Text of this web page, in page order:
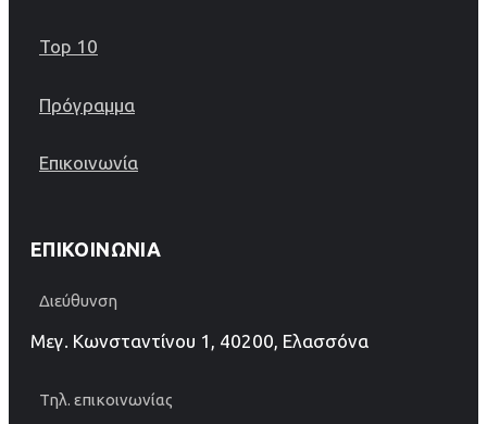
Top 10
Πρόγραμμα
Επικοινωνία
ΕΠΙΚΟΙΝΩΝΊΑ
Διεύθυνση
Μεγ. Κωνσταντίνου 1, 40200, Ελασσόνα
Τηλ. επικοινωνίας